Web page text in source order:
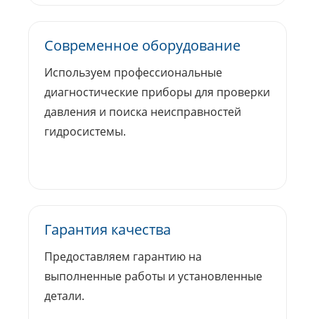
Современное оборудование
Используем профессиональные
диагностические приборы для проверки
давления и поиска неисправностей
гидросистемы.
Гарантия качества
Предоставляем гарантию на
выполненные работы и установленные
детали.